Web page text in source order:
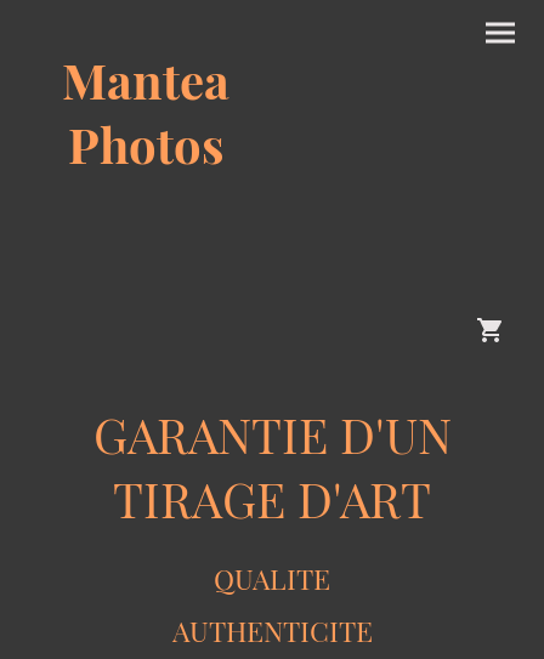
Mantea
Photos
GARANTIE D'UN
TIRAGE D'ART
QUALITE
AUTHENTICITE